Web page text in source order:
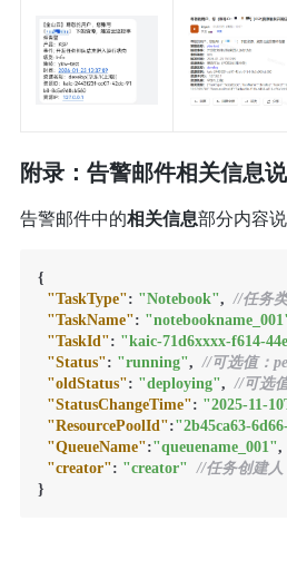
附录：告警邮件相关信息
告警邮件中的相关信息部分内容
{
"TaskType": "Notebook", //任务
"TaskName":
"TaskId": "kaic-71d6xxxx-f614-
"Status": "running", //可选值：
"oldStatus": "deploying", //可选
"StatusChangeTime": "2025-11-
"ResourcePoolId":"2b45ca63-
"QueueName":"queuename_001",
"creator": "creator" //任务创建人
}